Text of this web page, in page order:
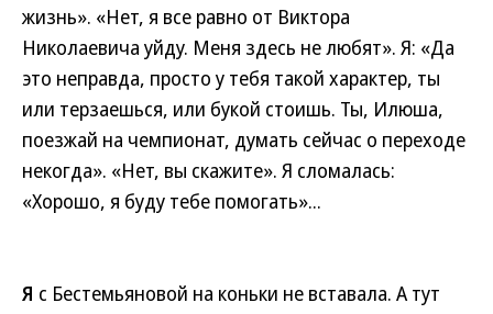
жизнь». «Нет, я все равно от Виктора
Николаевича уйду. Меня здесь не любят». Я: «Да
это неправда, просто у тебя такой характер, ты
или терзаешься, или букой стоишь. Ты, Илюша,
поезжай на чемпионат, думать сейчас о переходе
некогда». «Нет, вы скажите». Я сломалась:
«Хорошо, я буду тебе помогать»...
Я с Бестемьяновой на коньки не вставала. А тут